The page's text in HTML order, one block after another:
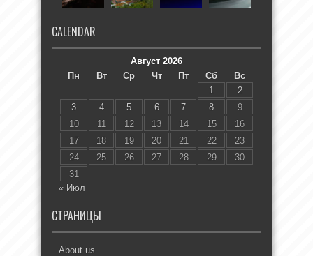
CALENDAR
Август 2026
Пн
Вт Ср Чт Пт Сб
Вс
1
2
3
4 5 6 7 8
9
10
11 12 13 14 15
16
17
18 19 20 21 22
23
24
25 26 27 28 29
30
31
« Июл
СТРАНИЦЫ
About us